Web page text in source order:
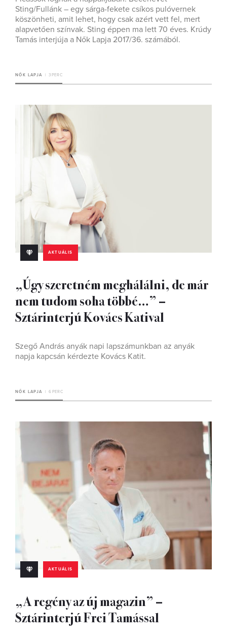
Sting/Fullánk – egy sárga-fekete csíkos pulóvernek
köszönheti, amit lehet, hogy csak azért vett fel, mert
alapvetően színvak. Sting éppen ma lett 70 éves. Krúdy
Tamás interjúja a Nők Lapja 2017/36. számából.
NŐK LAPJA 3 PERC
AKTUÁLIS
„Úgy szeretném meghálálni, de már
nem tudom soha többé…” –
Sztárinterjú Kovács Katival
Szegő András anyák napi lapszámunkban az anyák
napja kapcsán kérdezte Kovács Katit.
NŐK LAPJA 6 PERC
AKTUÁLIS
„A regény az új magazin” –
Sztárinterjú Frei Tamással